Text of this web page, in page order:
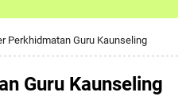
Perkhidmatan Guru Kaunseling
Guru Kaunseling